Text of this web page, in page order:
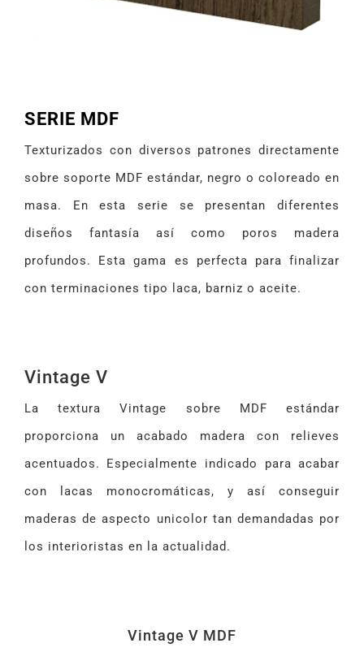
SERIE MDF
Texturizados con diversos patrones directamente
sobre soporte MDF estándar, negro o coloreado en
masa. En esta serie se presentan diferentes
diseños fantasía así como poros madera
profundos. Esta gama es perfecta para finalizar
con terminaciones tipo laca, barniz o aceite.
Vintage V
La textura Vintage sobre MDF estándar
proporciona un acabado madera con relieves
acentuados. Especialmente indicado para acabar
con lacas monocromáticas, y así conseguir
maderas de aspecto unicolor tan demandadas por
los interioristas en la actualidad.
Vintage V MDF